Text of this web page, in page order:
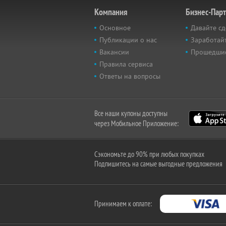
Компания
Основное
Публикации о нас
Вакансии
Правила сервиса
Ответы на вопросы
Бизнес-
Давайте
Все наши купоны доступны
через Мобильное Приложение:
Сэкономьте до 90% при любых покупках
Подпишитесь на самые выгодные предложения
Принимаем к оплате: